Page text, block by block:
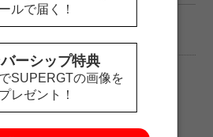
ールで届く！
ーシップ特典
SUPERGTの画像を
プレゼント！